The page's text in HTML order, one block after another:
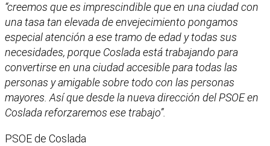
“creemos que es imprescindible que en una ciudad con
una tasa tan elevada de envejecimiento pongamos
especial atención a ese tramo de edad y todas sus
necesidades, porque Coslada está trabajando para
convertirse en una ciudad accesible para todas las
personas y amigable sobre todo con las personas
mayores. Así que desde la nueva dirección del PSOE en
Coslada reforzaremos ese trabajo”.
PSOE de Coslada